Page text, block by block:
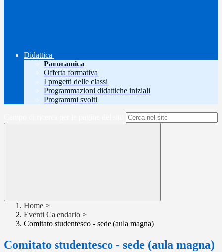
Didattica
Panoramica
Offerta formativa
I progetti delle classi
Programmazioni didattiche iniziali
Programmi svolti
Home >
Eventi Calendario >
Comitato studentesco - sede (aula magna)
Comitato studentesco - sede (aula magna)